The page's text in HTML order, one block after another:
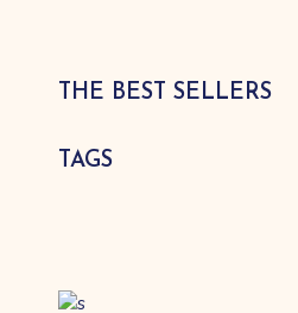
THE BEST SELLERS
TAGS